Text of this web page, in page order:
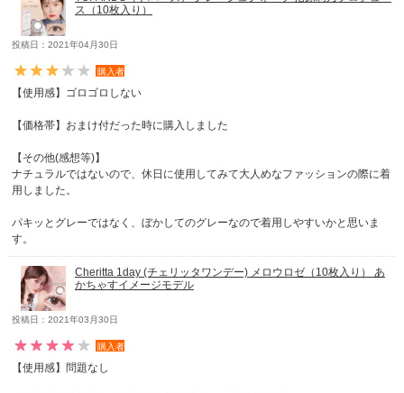
ス（10枚入り）
投稿日：2021年04月30日
購入者
【使用感】ゴロゴロしない
【価格帯】おまけ付だった時に購入しました
【その他(感想等)】
ナチュラルではないので、休日に使用してみて大人めなファッションの際に着
用しました。
パキッとグレーではなく、ぼかしてのグレーなので着用しやすいかと思いま
す。
Cheritta 1day (チェリッタワンデー) メロウロゼ（10枚入り） あ
かちゃすイメージモデル
投稿日：2021年03月30日
購入者
【使用感】問題なし